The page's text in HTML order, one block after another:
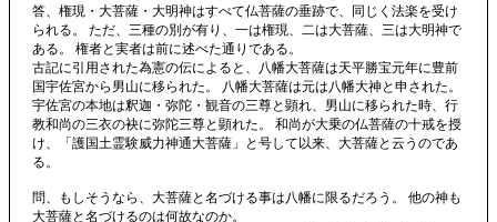
答、権現・大菩薩・大明神はすべて仏菩薩の垂跡で、同じく法楽を受け
られる。 ただ、三種の別が有り、一は権現、二は大菩薩、三は大明神で
ある。 権者と実者は前に述べた通りである。
古記に引用された為憲の伝によると、八幡大菩薩は天平勝宝元年に豊前
国宇佐宮から男山に移られた。 八幡大菩薩は元は八幡大神と申された。
宇佐宮の本地は釈迦・弥陀・観音の三尊と顕れ、男山に移られた時、行
教和尚の三衣の袂に弥陀三尊と顕れた。 和尚が大乗の仏菩薩の十戒を授
け、「護国土霊験威力神通大菩薩」と号して以来、大菩薩と云うのであ
る。
問、もしそうなら、大菩薩と名づける事は八幡に限るだろう。 他の神も
大菩薩と名づけるのは何故なのか。